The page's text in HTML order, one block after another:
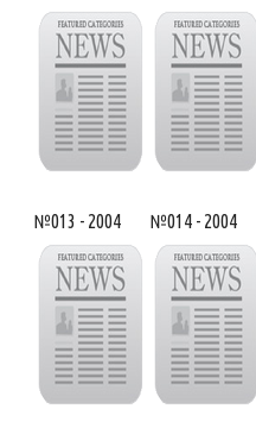
№013 - 2004 №014 - 2004